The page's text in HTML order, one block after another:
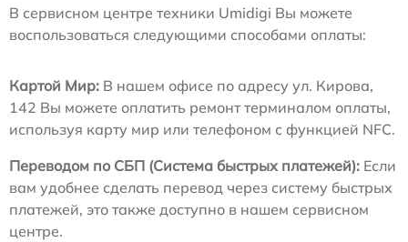
В сервисном центре техники Umidigi Вы можете
воспользоваться следующими способами оплаты:
Картой Мир: В нашем офисе по адресу ул. Кирова,
142 Вы можете оплатить ремонт терминалом оплаты,
используя карту мир или телефоном с функцией NFC.
Переводом по СБП (Система быстрых платежей): Если
вам удобнее сделать перевод через систему быстрых
платежей, это также доступно в нашем сервисном
центре.